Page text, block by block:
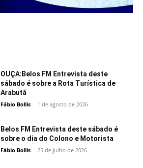
OUÇA:Belos FM Entrevista deste
sábado é sobre a Rota Turística de
Arabutã
Fábio Bollis - 1 de agosto de 2026
Belos FM Entrevista deste sábado é
sobre o dia do Colono e Motorista
Fábio Bollis - 25 de julho de 2026